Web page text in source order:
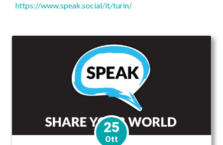
25
Ott
https://www.speak.social/it/turin/